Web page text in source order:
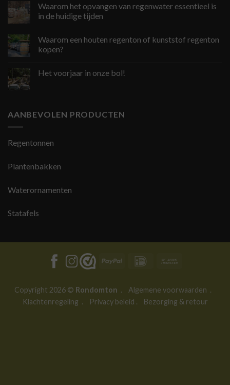
Waarom het opvangen van regenwater essentieel is
in de huidige tijden
Waarom een houten regenton of kunststof regenton
kopen?
Het voorjaar in onze bol!
AANBEVOLEN PRODUCTEN
Regentonnen
Plantenbakken
Waterornamenten
Statafels
PayPal IDeal
Copyright 2026 © Rondomton Algemene voorwaarden
Klachtenregeling
Privacy beleid Bezorging & retour